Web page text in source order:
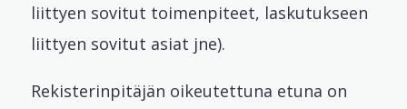
liittyen sovitut toimenpiteet, laskutukseen
liittyen sovitut asiat jne).
Rekisterinpitäjän oikeutettuna etuna on